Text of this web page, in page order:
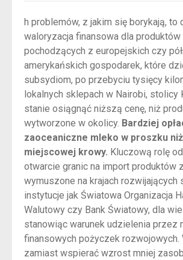
h problemów, z jakim się borykają, to
waloryzacja finansowa dla
pochodzących z europejskich czy
amerykańskich gospodarek, które
subsydiom, po przebyciu tysięcy
lokalnych sklepach w Nairobi, stolicy
stanie osiągnąć niższą cenę, niż
wytworzone w okolicy. Bardziej
zaoceaniczne mleko w proszku
miejscowej krowy. Kluczową rolę
otwarcie granic na import produktów z
wymuszone na krajach rozwijających
instytucje jak Światowa Organizacja
Walutowy czy Bank Światowy, dla
stanowiąc warunek udzielenia przez
finansowych pożyczek rozwojowych.
zamiast wspierać wzrost mniej